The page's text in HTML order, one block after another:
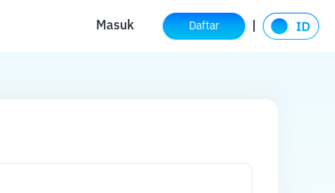
Masuk Daftar